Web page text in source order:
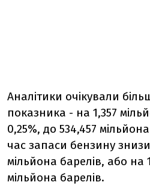
Аналітики очікували
показника - на 1,357
0,25%, до 534,457
час запаси бензину
мільйона барелів, або на
мільйона барелів.